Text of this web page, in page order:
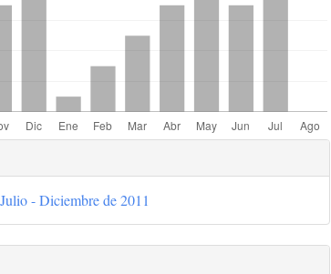
- Diciembre de 2011